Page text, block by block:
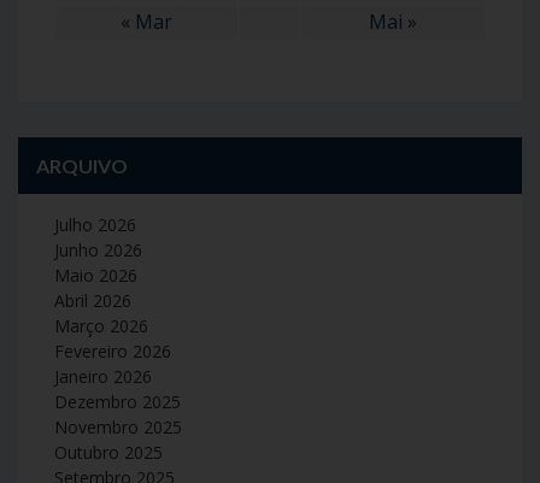
« Mar Mai »
ARQUIVO
Julho 2026
Junho 2026
Maio 2026
Abril 2026
Março 2026
Fevereiro 2026
Janeiro 2026
Dezembro 2025
Novembro 2025
Outubro 2025
Setembro 2025